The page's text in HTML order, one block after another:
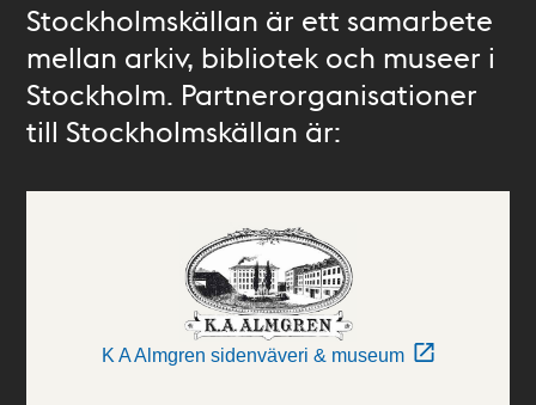
Stockholmskällan är ett samarbete
mellan arkiv, bibliotek och museer i
Stockholm. Partnerorganisationer
till Stockholmskällan är:
K A Almgren sidenväveri & museum